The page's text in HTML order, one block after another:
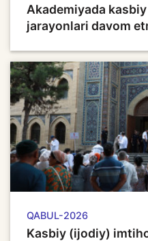
Akademiyada
jarayonlari davom
QABUL-2026
Kasbiy (ijodiy)